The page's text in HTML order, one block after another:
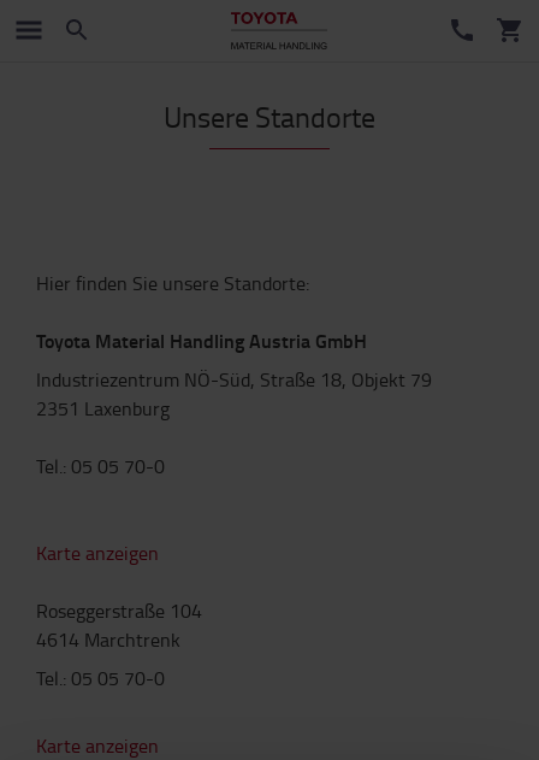
Unsere Standorte
Hier finden Sie unsere Standorte:
Toyota Material Handling Austria GmbH
Industriezentrum NÖ-Süd, Straße 18, Objekt 79
2351 Laxenburg
Tel.: 05 05 70-0
Karte anzeigen
Roseggerstraße 104
4614 Marchtrenk
Tel.: 05 05 70-0
Karte anzeigen